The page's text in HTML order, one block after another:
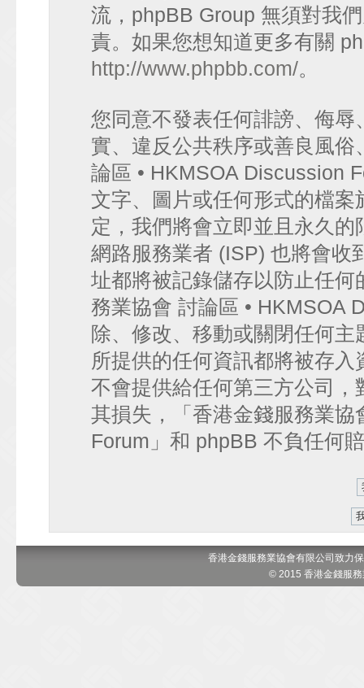
流，phpBB Group 無須對我
責。如果您想知道更多有關
http://www.phpbb.com/。
您同意不發表任何誹謗、侮
實、違反公共秩序或善良風
論區 • HKMSOA Discussion
文字、圖片或任何形式的檔
定，我們將會立即並且永久
網路服務業者 (ISP) 也將會收
址都將被記錄儲存以防止任
務業協會 討論區 • HKMSOA
除、修改、移動或關閉任何
所提供的任何資訊都將被存
不會提供給任何第三方公司
其損失，「香港金錢服務業
Forum」和 phpBB 不負任何
香港金錢服務業協會有限公司致力
© 2015 香港金錢服